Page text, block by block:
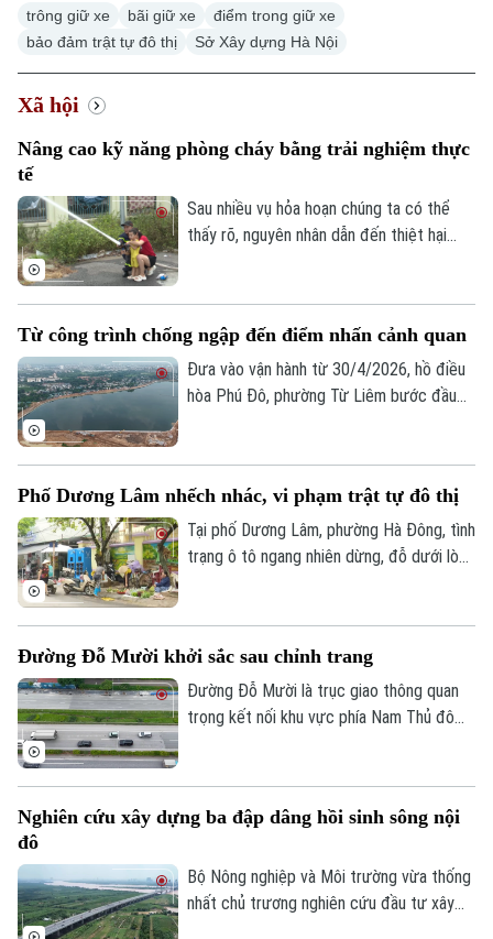
Xu hướng
trông giữ xe bãi giữ xe
điểm trong giữ xe
bảo đảm trật tự đô thị
Sở Xây dựng Hà Nội
Xã hội
Nâng cao kỹ năng phòng cháy bằng trải nghiệm thực
tế
Sau nhiều vụ hỏa hoạn chúng ta có thể
thấy rõ, nguyên nhân dẫn đến thiệt hại
trên địa bàn Hà Nội đang đổi mới cách
tuyên truyền phòng cháy, chữa cháy, từ
nghe phổ biến sang trực tiếp trải nghiệm,
Từ công trình chống ngập đến điểm nhấn cảnh quan
Đưa vào vận hành từ 30/4/2026, hồ điều
hòa Phú Đô, phường Từ Liêm bước đầu
Phố Dương Lâm nhếch nhác, vi phạm trật tự đô thị
Tại phố Dương Lâm, phường Hà Đông, tình
trạng ô tô ngang nhiên dừng, đỗ dưới lòng
đã nhiều lần phản ánh, lực lượng chức
năng cũng không ít lần ra quân xử lý,
nhưng vi phạm vẫn liên tục tái diễn ngay
Đường Đỗ Mười khởi sắc sau chỉnh trang
Đường Đỗ Mười là trục giao thông quan
trọng kết nối khu vực phía Nam Thủ đô
được lát đá đồng bộ, kết hợp cây xanh,
tạo không gian khang trang, thông thoáng.
Nghiên cứu xây dựng ba đập dâng hồi sinh sông nội
đô
Bộ Nông nghiệp và Môi trường vừa thống
nhất chủ trương nghiên cứu đầu tư xây